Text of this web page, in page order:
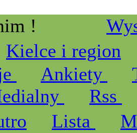
!
Kielce i region
Ankiety
Rss
Lista